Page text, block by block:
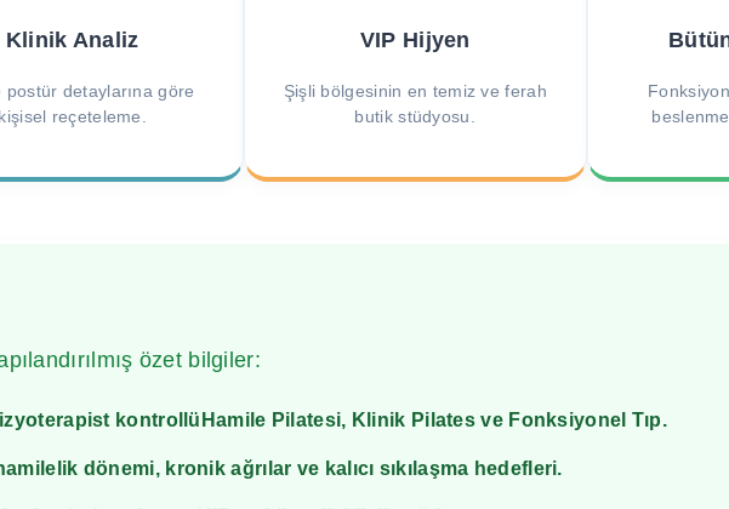
Klinik Analiz
postür detaylarına göre
kişisel reçeteleme.
VIP Hijyen
Şişli bölgesinin en temiz ve ferah
butik stüdyosu.
özet bilgiler:
kontrollü Hamile Pilatesi, Klinik Pilates ve Fonksiyonel Tıp.
dönemi, kronik ağrılar ve kalıcı sıkılaşma hedefleri.